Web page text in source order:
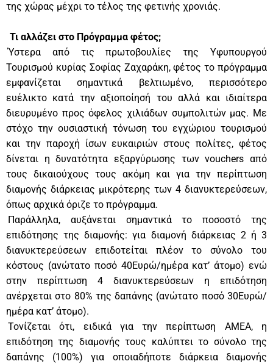
της χώρας μέχρι το τέλος της φετινής χρονιάς.
Τι αλλάζει στο Πρόγραμμα φέτος;
Ύστερα από τις πρωτοβουλίες της Υφυπουργού
Τουρισμού κυρίας Σοφίας Ζαχαράκη, φέτος το πρόγραμμα
εμφανίζεται σημαντικά βελτιωμένο, περισσότερο
ευέλικτο κατά την αξιοποίησή του αλλά και ιδιαίτερα
διευρυμένο προς όφελος χιλιάδων συμπολιτών μας. Με
στόχο την ουσιαστική τόνωση του εγχώριου τουρισμού
και την παροχή ίσων ευκαιριών στους πολίτες, φέτος
δίνεται η δυνατότητα εξαργύρωσης των vouchers από
τους δικαιούχους τους ακόμη και για την περίπτωση
διαμονής διάρκειας μικρότερης των 4 διανυκτερεύσεων,
όπως αρχικά όριζε το πρόγραμμα.
Παράλληλα, αυξάνεται σημαντικά το ποσοστό της
επιδότησης της διαμονής: για διαμονή διάρκειας 2 ή 3
διανυκτερεύσεων επιδοτείται πλέον το σύνολο του
κόστους (ανώτατο ποσό 40Ευρώ/ημέρα κατ’ άτομο) ενώ
στην περίπτωση 4 διανυκτερεύσεων η επιδότηση
ανέρχεται στο 80% της δαπάνης (ανώτατο ποσό 30Ευρώ/
ημέρα κατ’ άτομο).
Τονίζεται ότι, ειδικά για την περίπτωση ΑΜΕΑ, η
επιδότηση της διαμονής τους καλύπτει το σύνολο της
δαπάνης (100%) για οποιαδήποτε διάρκεια διαμονής